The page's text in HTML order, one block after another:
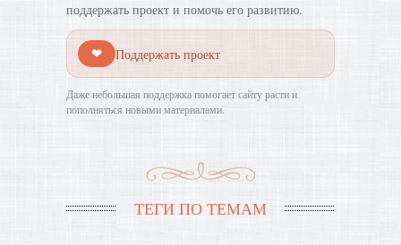
поддержать проект и помочь его развитию.
❤ Поддержать проект
Даже небольшая поддержка помогает сайту расти и
пополняться новыми материалами.
ТЕГИ ПО ТЕМАМ